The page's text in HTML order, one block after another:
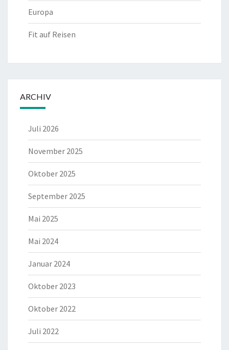
Europa
Fit auf Reisen
ARCHIV
Juli 2026
November 2025
Oktober 2025
September 2025
Mai 2025
Mai 2024
Januar 2024
Oktober 2023
Oktober 2022
Juli 2022